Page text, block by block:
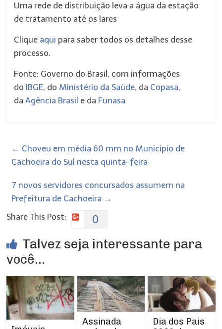
Uma rede de distribuição leva a água da estação
de tratamento até os lares
Clique aqui para saber todos os detalhes desse
processo.
Fonte: Governo do Brasil, com informações
do IBGE, do Ministério da Saúde, da Copasa,
daAgência Brasil e da Funasa
← Choveu em média 60 mm no Município de
Cachoeira do Sul nesta quinta-feira
7 novos servidores concursados assumem na
Prefeitura de Cachoeira →
Share This Post:
0
Talvez seja interessante para
você...
Assinada
Dia dos Pais